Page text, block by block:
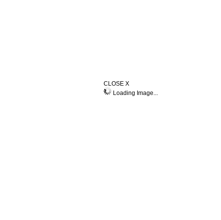
CLOSE X
Loading Image...